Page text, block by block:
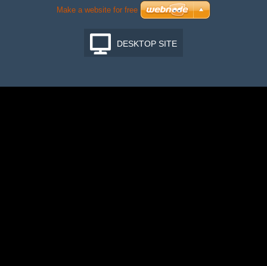
Make a website for free
DESKTOP SITE